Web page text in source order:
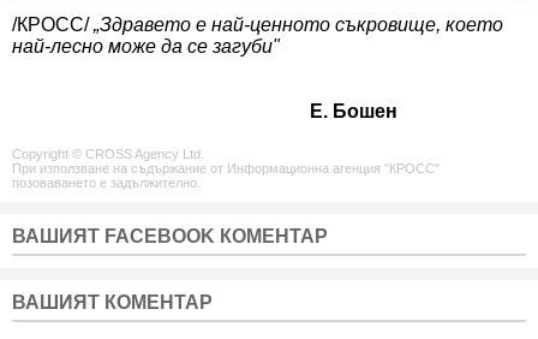
/КРОСС/„Здравето е най-ценното съкровище, което
най-лесно може да се загуби"
Е. Бошен
Copyright © CROSS Agency Ltd.
При използване на съдържание от Информационна агенция "КРОСС"
позоваването е задължително.
ВАШИЯТ FACEBOOK КОМЕНТАР
ВАШИЯТ КОМЕНТАР